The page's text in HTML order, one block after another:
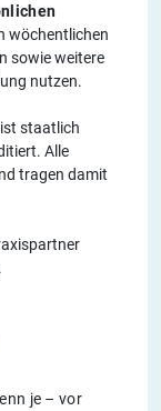
wöchentlichen
sowie weitere
nutzen.
staatlich
Alle
tragen damit
je – vor